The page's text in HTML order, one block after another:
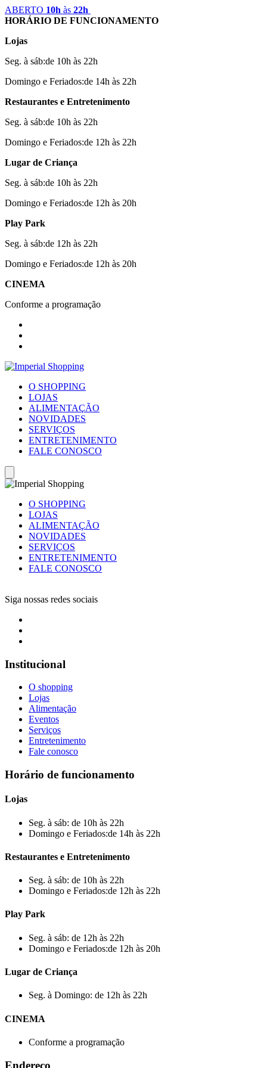
ABERTO 10h às 22h
HORÁRIO DE FUNCIONAMENTO
Lojas
Seg. à sáb:de 10h às 22h
Domingo e Feriados:de 14h às 22h
Restaurantes e Entretenimento
Seg. à sáb:de 10h às 22h
Domingo e Feriados:de 12h às 22h
Lugar de Criança
Seg. à sáb:de 10h às 22h
Domingo e Feriados:de 12h às 20h
Play Park
Seg. à sáb:de 12h às 22h
Domingo e Feriados:de 12h às 20h
CINEMA
Conforme a programação
O SHOPPING
LOJAS
ALIMENTAÇÃO
NOVIDADES
SERVIÇOS
ENTRETENIMENTO
FALE CONOSCO
O SHOPPING
LOJAS
ALIMENTAÇÃO
NOVIDADES
SERVIÇOS
ENTRETENIMENTO
FALE CONOSCO
Siga nossas redes sociais
Institucional
O shopping
Lojas
Alimentação
Eventos
Serviços
Entretenimento
Fale conosco
Horário de funcionamento
Lojas
Seg. à sáb: de 10h às 22h
Domingo e Feriados:de 14h às 22h
Restaurantes e Entretenimento
Seg. à sáb: de 10h às 22h
Domingo e Feriados:de 12h às 22h
Play Park
Seg. à sáb: de 12h às 22h
Domingo e Feriados:de 12h às 20h
Lugar de Criança
Seg. à Domingo: de 12h às 22h
CINEMA
Conforme a programação
Endereço